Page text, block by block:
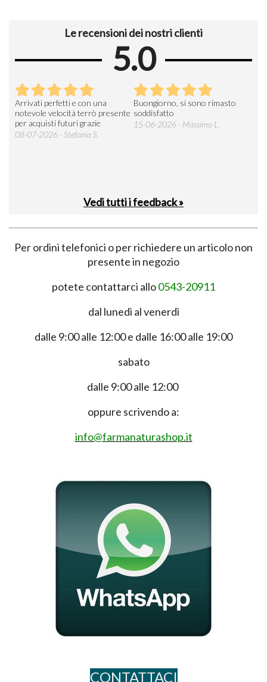
Le recensioni dei nostri clienti
5.0
Arrivati perfetti e con una
notevole velocità terrò presente
per acquisti futuri grazie
08-07-2026 - Stefania S.
Buongiorno, si sono rimasto
soddisfatto
15-06-2026 - Massimo L.
Vedi tutti i feedback »
Per ordini telefonici o per richiedere un articolo non
presente in negozio
potete contattarci allo0543-20911
dal lunedì al venerdì
dalle 9:00 alle 12:00 e dalle 16:00 alle 19:00
sabato
dalle 9:00 alle 12:00
oppure scrivendo a:
info@farmanaturashop.it
CONTATTACI